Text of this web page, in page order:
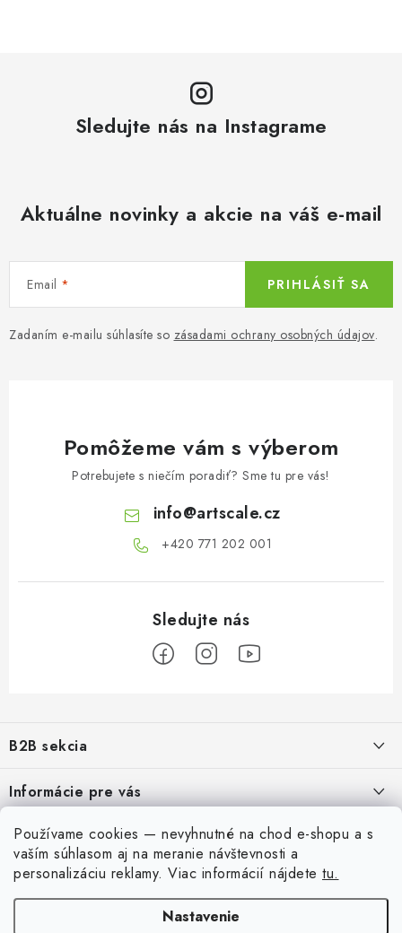
Používame cookies — nevyhnutné na chod e-shopu a s
vaším súhlasom aj na meranie návštevnosti a
personalizáciu reklamy. Viac informácií nájdete tu.
Nastavenie
Sledujte nás na Instagrame
Aktuálne novinky a akcie na váš e-mail
Email
Zadaním e-mailu súhlasíte so zásadami ochrany osobných údajov.
PRIHLÁSIŤ SA
Pomôžeme vám s výberom
Potrebujete s niečím poradiť? Sme tu pre vás!
info@artscale.cz
+420 771 202 001​
p
ä
t
B2B sekcia
poskytovanie vhodných služieb a servisu
REGISTRÁCIA
Informácie pre vás
O Nás
Moja objednávka
Kontakty
Pre modelárov
Prevodník modelárskych farieb
Modelársky slovník Art Scale
Môj účet